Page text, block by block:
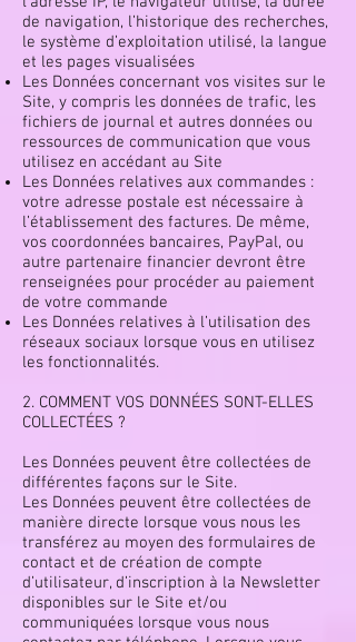
de navigation, l’historique des recherches,
le système d’exploitation utilisé, la langue
et les pages visualisées
Les Données concernant vos visites sur le
Site, y compris les données de trafic, les
fichiers de journal et autres données ou
ressources de communication que vous
utilisez en accédant au Site
Les Données relatives aux commandes :
votre adresse postale est nécessaire à
l’établissement des factures. De même,
vos coordonnées bancaires, PayPal, ou
autre partenaire financier devront être
renseignées pour procéder au paiement
de votre commande
Les Données relatives à l’utilisation des
réseaux sociaux lorsque vous en utilisez
les fonctionnalités.
2. COMMENT VOS DONNÉES SONT-ELLES
COLLECTÉES ?
Les Données peuvent être collectées de
différentes façons sur le Site.
Les Données peuvent être collectées de
manière directe lorsque vous nous les
transférez au moyen des formulaires de
contact et de création de compte
d’utilisateur, d’inscription à la Newsletter
disponibles sur le Site et/ou
communiquées lorsque vous nous